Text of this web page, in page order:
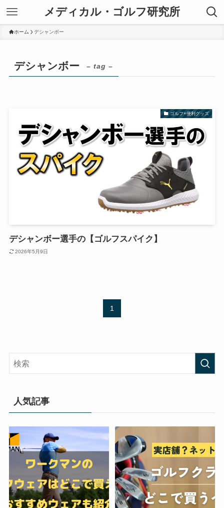
メディカル・ゴルフ研究所
ホーム デシャンボー
デシャンボー – tag –
ゴルフ×便利グッズ
デシャンボー選手の【ゴルフスパイク】
2026年5月9日
1
人気記事